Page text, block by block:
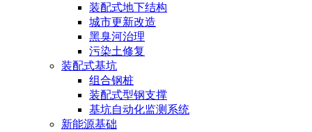
装配式地下结构
城市更新改造
黑臭河治理
污染土修复
装配式基坑
组合钢桩
装配式型钢支撑
基坑自动化监测系统
新能源基础